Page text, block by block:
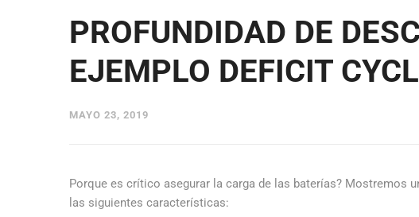
PROFUNDIDAD DE
EJEMPLO DEFICIT
MAYO 23, 2019
Porque es crítico asegurar la carga de las baterías? Mostremos
las siguientes características: